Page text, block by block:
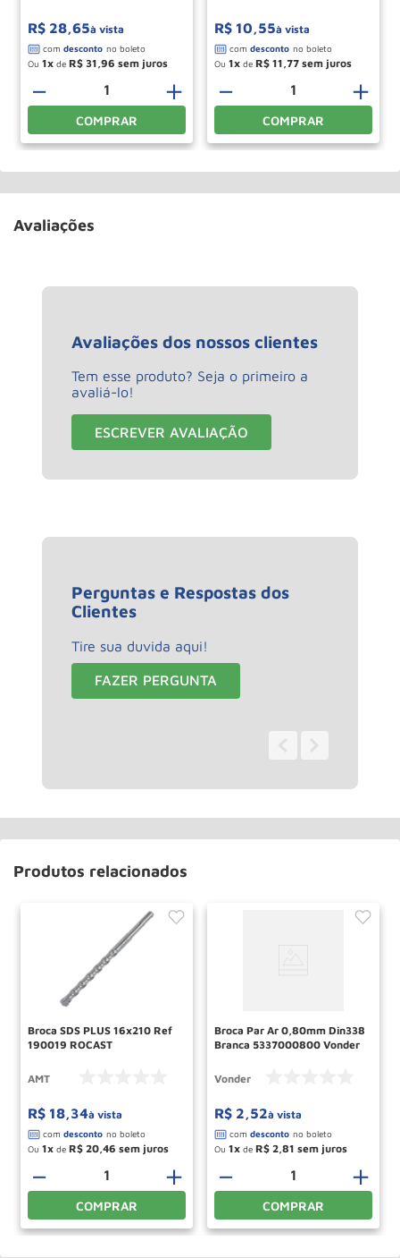
R$ 28,65à vista
Ou 1 de R$ 31 96
＋
－
COMPRAR
R$ 10,55à vista
Ou 1 de R$ 11 77
＋
－
COMPRAR
Avaliações
Avaliações dos nossos clientes
Tem esse produto? Seja o primeiro a
avaliá-lo!
ESCREVER AVALIAÇÃO
Perguntas e Respostas dos
Clientes
Tire sua duvida aqui!
FAZER PERGUNTA
Produtos relacionados
Broca SDS PLUS 16x210 Ref
190019 ROCAST
AMT
R$ 18,34à vista
Ou 1 de R$ 20 46
＋
－
COMPRAR
Broca Par Ar 0,80mm Din338
Branca 5337000800 Vonder
Vonder
R$ 2,52à vista
Ou 1 de R$ 2 81
＋
－
COMPRAR